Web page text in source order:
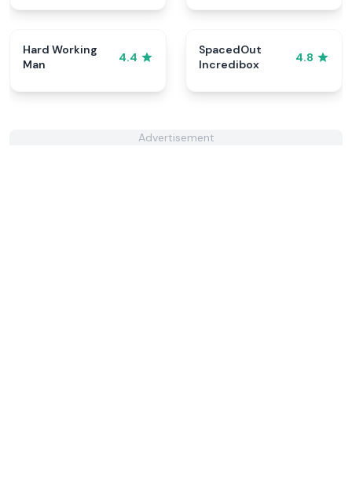
Hard Working
Man
4.4
SpacedOut
Incredibox
4.8
Advertisement